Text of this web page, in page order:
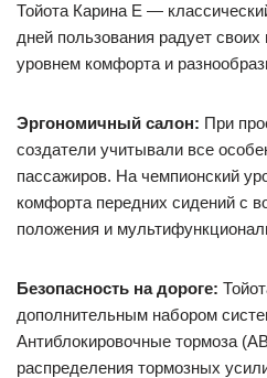
Тойота Карина Е —
дней пользования радует
уровнем комфорта и
Эргономичный салон: При
создатели учитывали все
пассажиров. На чемпионский
комфорта передних сидений с
положения и
Безопасность на дороге:
дополнительным набором
Антиблокировочные тормоза
распределения тормозных